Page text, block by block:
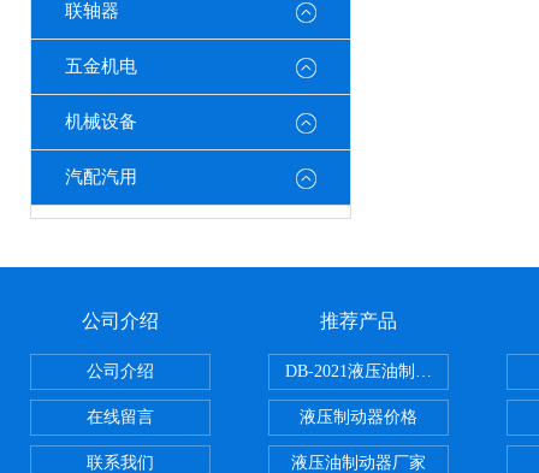
联轴器
五金机电
机械设备
汽配汽用
公司介绍
公司介绍
在线留言
联系我们
推荐产品
DB-2021液压油制动器
液压制动器价格
液压油制动器厂家